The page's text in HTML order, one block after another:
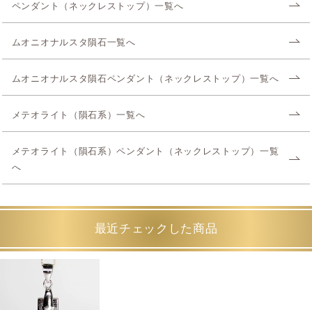
ペンダント（ネックレストップ）一覧へ
ムオニオナルスタ隕石一覧へ
ムオニオナルスタ隕石ペンダント（ネックレストップ）一覧へ
メテオライト（隕石系）一覧へ
メテオライト（隕石系）ペンダント（ネックレストップ）一覧
へ
最近チェックした商品